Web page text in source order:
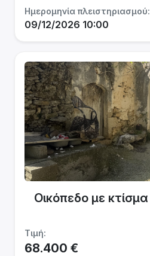
Ημερομηνία πλειστηριασμού:
09/12/2026 10:00
Οικόπεδο με κτίσμα
Τιμή:
68.400 €